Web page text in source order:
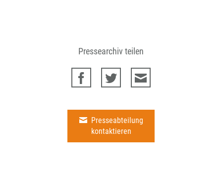
Pressearchiv teilen
Presseabteilung
kontaktieren